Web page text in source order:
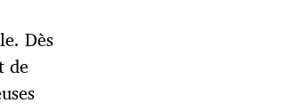
Dès
de